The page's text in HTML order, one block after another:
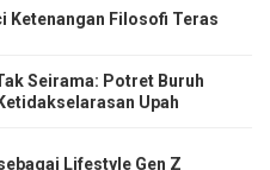
Ketenangan Filosofi Teras
Seirama: Potret Buruh
Upah
Lifestyle Gen Z